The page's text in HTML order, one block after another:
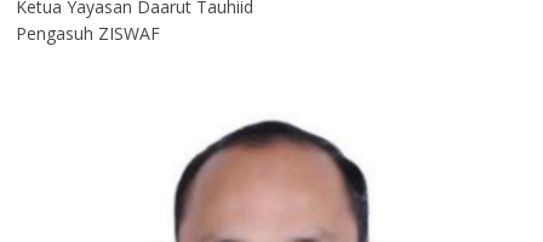
Ketua Yayasan Daarut Tauhiid
Pengasuh ZISWAF